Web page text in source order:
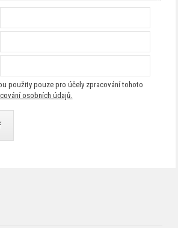
použity pouze pro účely zpracování tohoto
osobních údajů.